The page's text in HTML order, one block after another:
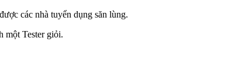
các nhà tuyển dụng săn lùng.
một Tester giỏi.